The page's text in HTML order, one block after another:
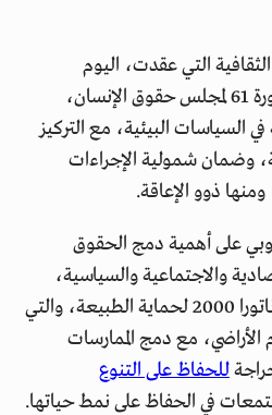
التي عقدت، اليوم
الأربعاء، ضمن فعاليات الدورة 61 لمجلس حقوق الإنسان،
السياسات البيئية، مع التركيز
وضمان شمولية الإجراءات
ذوو الإعاقة.
على أهمية دمج الحقوق
والاجتماعية والسياسية،
مشيراً إلى أدوات مثل شبكة ناتورا 2000 لحماية الطبيعة، والتي
الأراضي، مع دمج الممارسات
للحفاظ على التنوع
في الحفاظ على نمط حياتها.